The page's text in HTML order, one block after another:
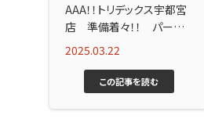
AAA！！トリデックス宇都宮
店 準備着々！！ パーツ
部門 準備着々！！
2025.03.22
この記事を読む